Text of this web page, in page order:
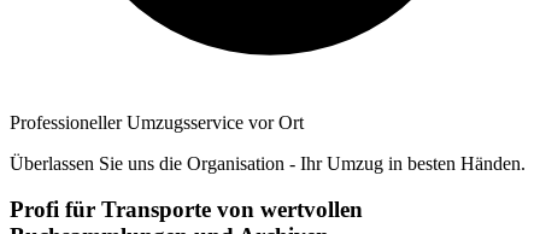
Professioneller Umzugsservice vor Ort
Überlassen Sie uns die Organisation - Ihr Umzug in besten Händen.
Profi für Transporte von wertvollen